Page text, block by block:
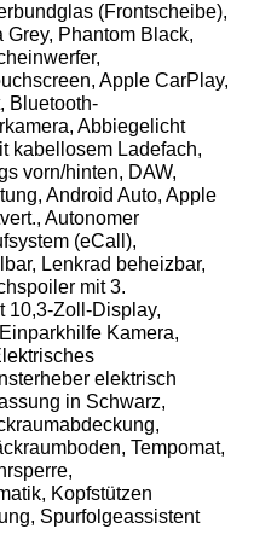
(Frontscheibe),
Grey, Phantom Black,
Apple CarPlay,
Bluetooth-
Abbiegelicht
kabellosem Ladefach,
vorn/hinten, DAW,
Android Auto, Apple
Autonomer
(eCall),
Lenkrad beheizbar,
mit 3.
10,3-Zoll-Display,
Kamera,
elektrisch
in Schwarz,
Tempomat,
Kopfstützen
Spurfolgeassistent